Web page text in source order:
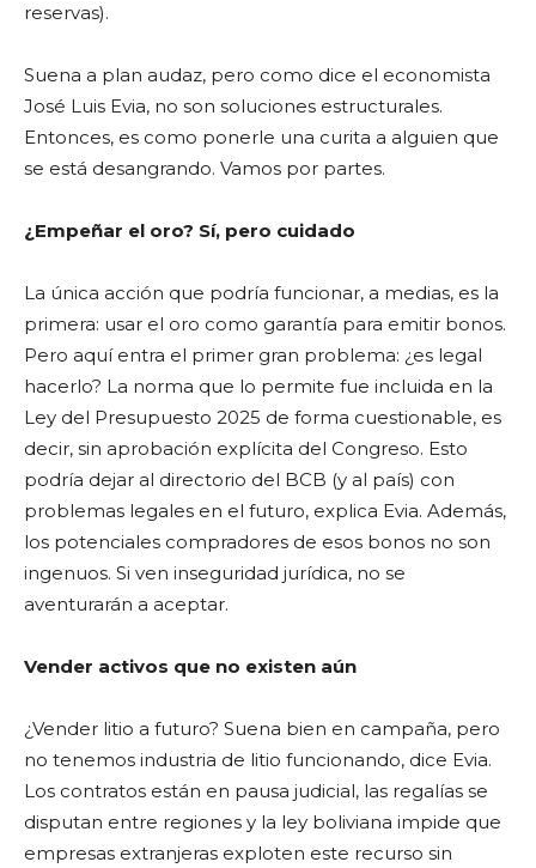
reservas).
Suena a plan audaz, pero como dice el economista
José Luis Evia, no son soluciones estructurales.
Entonces, es como ponerle una curita a alguien que
se está desangrando. Vamos por partes.
¿Empeñar el oro? Sí, pero cuidado
La única acción que podría funcionar, a medias, es la
primera: usar el oro como garantía para emitir bonos.
Pero aquí entra el primer gran problema: ¿es legal
hacerlo? La norma que lo permite fue incluida en la
Ley del Presupuesto 2025 de forma cuestionable, es
decir, sin aprobación explícita del Congreso. Esto
podría dejar al directorio del BCB (y al país) con
problemas legales en el futuro, explica Evia. Además,
los potenciales compradores de esos bonos no son
ingenuos. Si ven inseguridad jurídica, no se
aventurarán a aceptar.
Vender activos que no existen aún
¿Vender litio a futuro? Suena bien en campaña, pero
no tenemos industria de litio funcionando, dice Evia.
Los contratos están en pausa judicial, las regalías se
disputan entre regiones y la ley boliviana impide que
empresas extranjeras exploten este recurso sin